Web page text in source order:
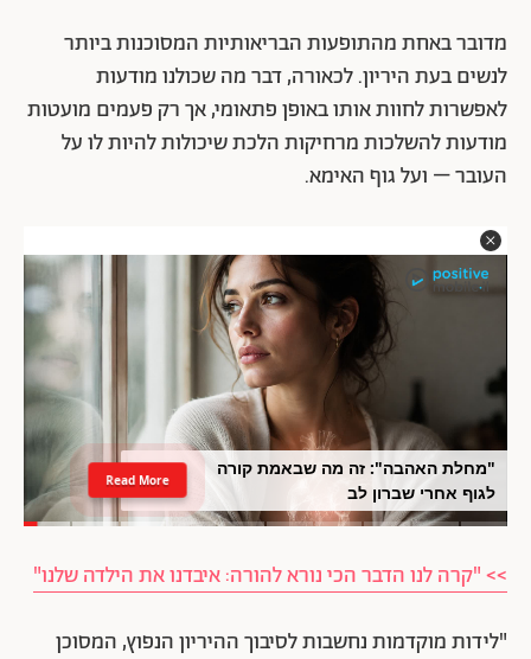
מדובר באחת מהתופעות הבריאותיות המסוכנות ביותר
לנשים בעת היריון. לכאורה, דבר מה שכולנו מודעות
לאפשרות לחוות אותו באופן פתאומי, אך רק פעמים מועטות
מודעות להשלכות מרחיקות הלכת שיכולות להיות לו על
העובר – ועל גוף האימא.
"מחלת האהבה": זה מה שבאמת קורה
לגוף אחרי שברון לב
Read More
>> "קרה לנו הדבר הכי נורא להורה: איבדנו את הילדה שלנו"
"לידות מוקדמות נחשבות לסיבוך ההיריון הנפוץ, המסוכן